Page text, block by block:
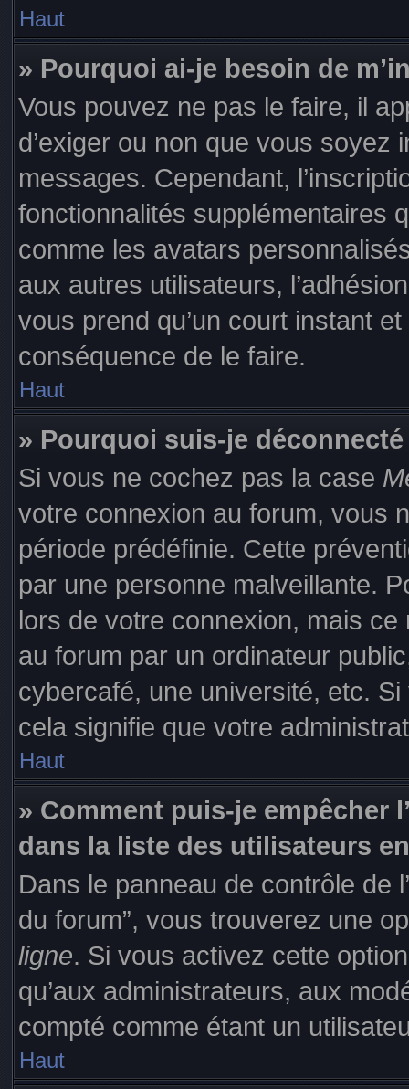
Haut
» Pourquoi ai-je besoin de
Vous pouvez ne pas le faire, il
d’exiger ou non que vous
messages. Cependant,
fonctionnalités supplémentaires
comme les avatars
aux autres utilisateurs,
vous prend qu’un court instant
conséquence de le faire.
Haut
» Pourquoi suis-je
Si vous ne cochez pas la case
votre connexion au forum, vous
période prédéfinie. Cette
par une personne malveillante.
lors de votre connexion, mais
au forum par un ordinateur
cybercafé, une université, etc.
cela signifie que votre
Haut
» Comment puis-je empêcher
dans la liste des utilisateurs
Dans le panneau de contrôle de
du forum”, vous trouverez une
ligne. Si vous activez cette
qu’aux administrateurs, aux
compté comme étant un
Haut